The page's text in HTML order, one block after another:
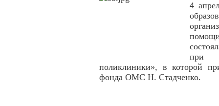
4
при
поликлиники», в которой
фонда ОМС Н. Стадченко.